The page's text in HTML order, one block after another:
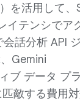
を活用して、
イテンシでア
話分析 API
Gemini
ブ データ プ
敵する費用